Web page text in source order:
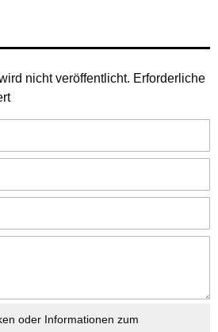
nicht veröffentlicht. Erforderliche
oder Informationen zum